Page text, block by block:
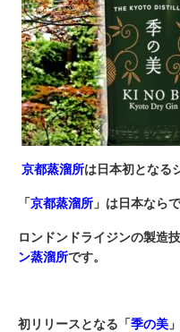
京都蒸溜所は日本初となる
「京都蒸溜所 」 は日本なら
ロンドンドライジンの製造
ン蒸溜所です。
初リリースとなる「季の美